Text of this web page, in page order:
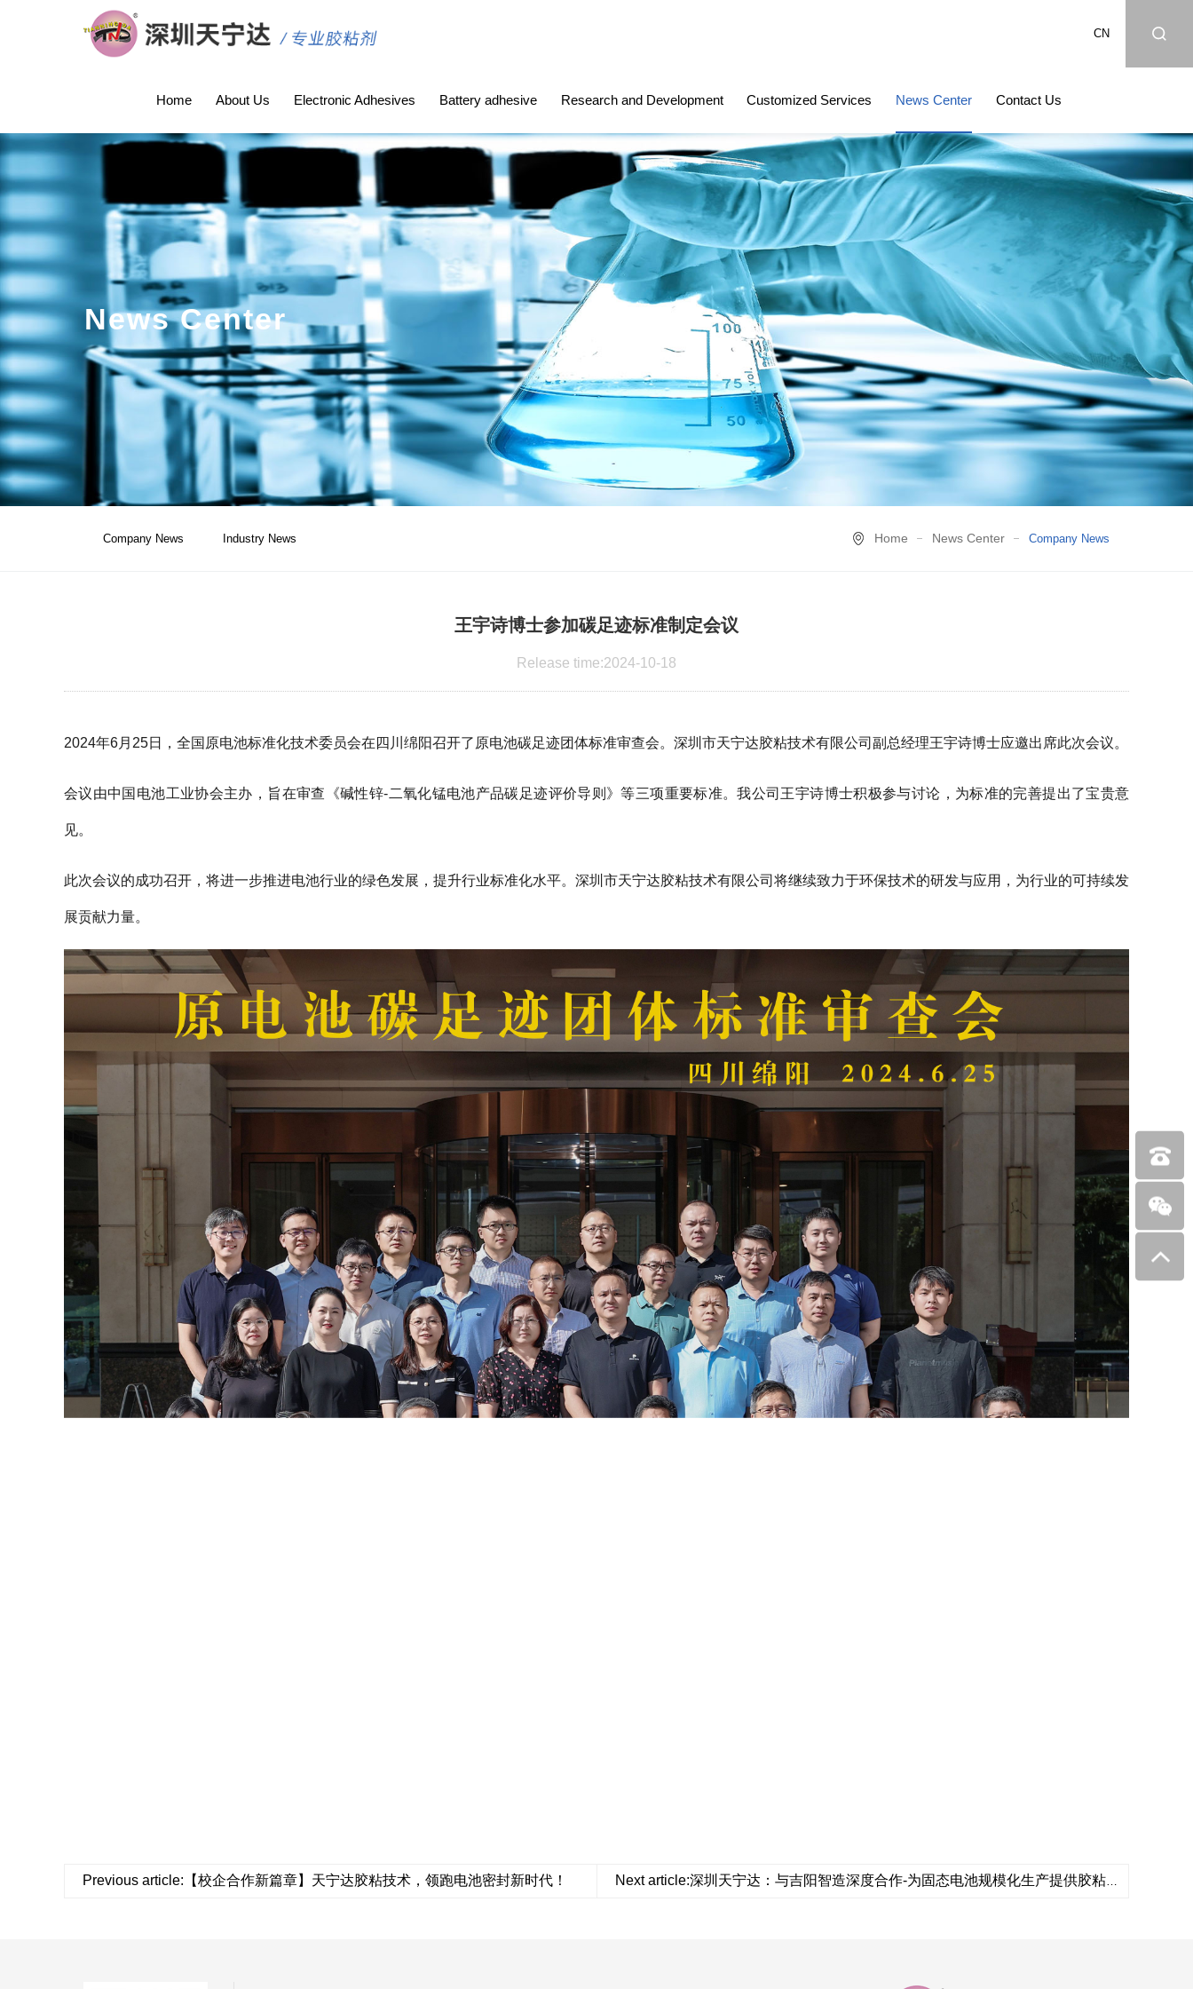
Home About Us Electronic Adhesives Battery adhesive Research and Development Customized Services News Center Contact Us
CN
News Center
Company News Industry News Home News Center Company News
王宇诗博士参加碳足迹标准制定会议
Release time:2024-10-18
2024年6月25日，全国原电池标准化技术委员会在四川绵阳召开了原电池碳足迹团体标准审查会。深圳市天宁达胶粘技术有限公司副总经理王宇诗博士应邀出席此次会议。
会议由中国电池工业协会主办，旨在审查《碱性锌-二氧化锰电池产品碳足迹评价导则》等三项重要标准。我公司王宇诗博士积极参与讨论，为标准的完善提出了宝贵意
见。
此次会议的成功召开，将进一步推进电池行业的绿色发展，提升行业标准化水平。深圳市天宁达胶粘技术有限公司将继续致力于环保技术的研发与应用，为行业的可持续发
展贡献力量。
Previous article:【校企合作新篇章】天宁达胶粘技术，领跑电池密封新时代！